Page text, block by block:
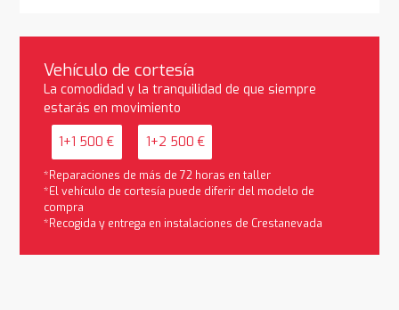
Vehículo de cortesía
La comodidad y la tranquilidad de que siempre
estarás en movimiento
1+1 500 € 1+2 500 €
*Reparaciones de más de 72 horas en taller
*El vehículo de cortesía puede diferir del modelo de
compra
*Recogida y entrega en instalaciones de Crestanevada